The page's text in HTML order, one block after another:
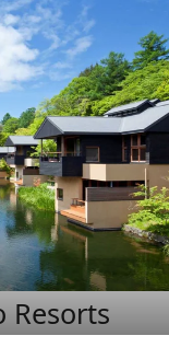
Resorts